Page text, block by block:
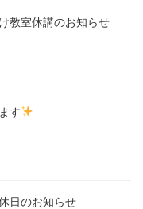
教室休講のお知らせ
す
日のお知らせ